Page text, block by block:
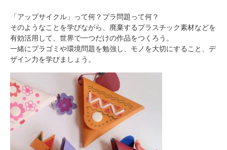
「アップサイクル」って何？プラ問題って何？
そのようなことを学びながら、廃棄するプラスチック素材などを
有効活用して、世界で一つだけの作品をつくろう。
一緒にプラゴミや環境問題を勉強し、モノを大切にすること、デ
ザイン力を学びましょう。